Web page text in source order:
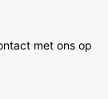
met ons op